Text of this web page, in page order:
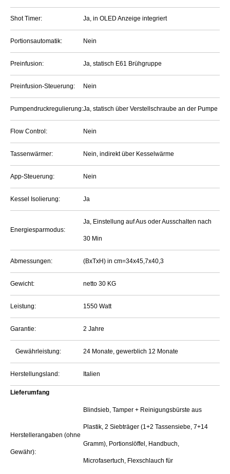
Shot Timer: Ja, in OLED Anzeige integriert
Portionsautomatik: Nein
Preinfusion: Ja, statisch E61 Brühgruppe
Preinfusion-Steuerung: Nein
Pumpendruckregulierung:Ja, statisch über Verstellschraube an der Pumpe
Flow Control: Nein
Tassenwärmer: Nein, indirekt über Kesselwärme
App-Steuerung: Nein
Kessel Isolierung: Ja
Energiesparmodus:
Ja, Einstellung auf Aus oder Ausschalten nach
30 Min
Abmessungen: (BxTxH) in cm=34x45,7x40,3
Gewicht: netto 30 KG
Leistung: 1550 Watt
Garantie: 2 Jahre
Gewährleistung: 24 Monate, gewerblich 12 Monate
Herstellungsland: Italien
Lieferumfang
Herstellerangaben (ohne
Gewähr):
Blindsieb, Tamper + Reinigungsbürste aus
Plastik, 2 Siebträger (1+2 Tassensiebe, 7+14
Gramm), Portionslöffel, Handbuch,
Microfasertuch, Flexschlauch für